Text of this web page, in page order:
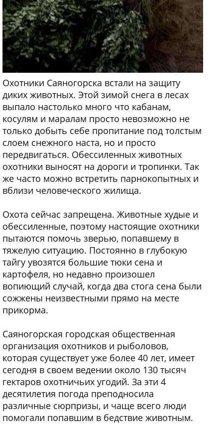
Охотники Саяногорска встали на защиту
диких животных. Этой зимой снега в лесах
выпало настолько много что кабанам,
косулям и маралам просто невозможно не
только добыть себе пропитание под толстым
слоем снежного наста, но и просто
передвигаться. Обессиленных животных
охотники выносят на дороги и тропинки. Так
же часто можно встретить парнокопытных и
вблизи человеческого жилища.
Охота сейчас запрещена. Животные худые и
обессиленные, поэтому настоящие охотники
пытаются помочь зверью, попавшему в
тяжелую ситуацию. Постоянно в глубокую
тайгу увозятся большие тюки сена и
картофеля, но недавно произошел
вопиющий случай, когда два стога сена были
сожжены неизвестными прямо на месте
прикорма.
Саяногорская городская общественная
организация охотников и рыболовов,
которая существует уже более 40 лет, имеет
сегодня в своем ведении около 130 тысяч
гектаров охотничьих угодий. За эти 4
десятилетия погода преподносила
различные сюрпризы, и чаще всего люди
помогали попавшим в бедствие животным.